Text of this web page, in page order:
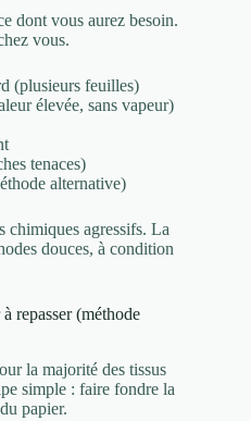
dont vous aurez besoin.
vous.
(plusieurs feuilles)
élevée, sans vapeur)
tenaces)
alternative)
chimiques agressifs. La
douces, à condition
repasser (méthode
la majorité des tissus
simple : faire fondre la
papier.